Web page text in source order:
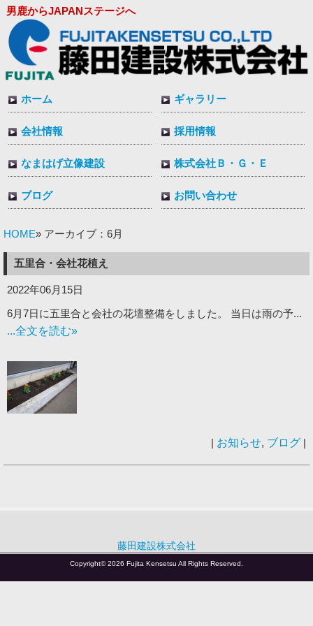
男鹿からJAPANステージへ
ホーム ギャラリー
会社情報 採用情報
なまはげ立像建設 株式会社Ｂ・Ｇ・Ｅ
ブログ お問い合わせ
HOME» アーカイブ：6月
五里合・会社花植え
2022年06月15日
6月7日に五里合と会社の花壇整備をしました。 当日は雨の予...
...全文を読む»
| お知らせ, ブログ |
藤田建設株式会社
Copyright© 2026 Fujita Kensetsu All Rights Reserved.